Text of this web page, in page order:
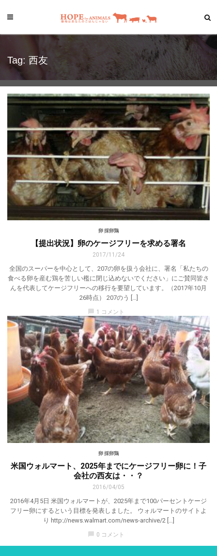
Tag: 西友
卵 採卵鶏
【提出状況】卵のケージフリーを求める署名
2017/11/24
全国のスーパーを中心として、207の卵を扱う会社に、署名「私たちの
食べる卵を産む鶏を苦しい檻に閉じ込めないでください」にご賛同皆さ
んを代表してケージフリーへの移行を要望しています。（2017年10月
26時点） 207のう […]
chat_bubble 1 コメント
卵 採卵鶏
米国ウォルマート、2025年までにケー​​ジフリー卵に！子
会社の西友は・・？
2016/04/05
2016年4月5日 米国ウォルマートが、2025年まで100パーセントケージ
フリー卵にするという目標を発表しました。 ウォルマートのサイトよ
り http://news.walmart.com/news-archive/2 […]
0 コメント